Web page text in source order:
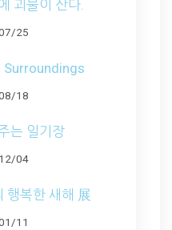
괴물이 산다.
25
Surroundings
18
는 일기장
04
행복한 새해 展
11